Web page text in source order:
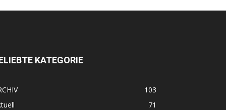
KATEGORIE
103
71